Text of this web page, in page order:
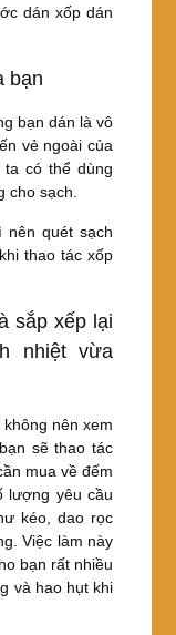
dán xốp dán
bạn
bạn dán là vô
vẻ ngoài của
có thể dùng
cho sạch.
quét sạch
thao tác xốp
sắp xếp lại
nhiệt vừa
nên xem
sẽ thao tác
mua về đếm
lượng yêu cầu
kéo, dao rọc
Việc làm này
bạn rất nhiều
và hao hụt khi